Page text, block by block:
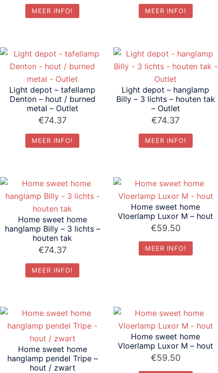
MEER INFO! MEER INFO!
Light depot – tafellamp
Denton – hout / burned
metal – Outlet
€74.37
MEER INFO!
Light depot – hanglamp
Billy – 3 lichts – houten tak
– Outlet
€74.37
MEER INFO!
Home sweet home
hanglamp Billy – 3 lichts –
houten tak
€74.37
MEER INFO!
Home sweet home
Vloerlamp Luxor M – hout
€59.50
MEER INFO!
Home sweet home
hanglamp pendel Tripe –
hout / zwart
Home sweet home
Vloerlamp Luxor M – hout
€59.50